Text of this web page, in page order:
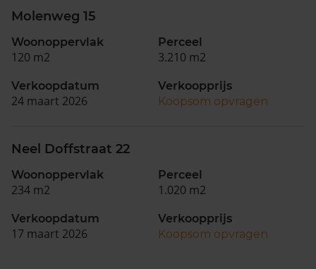
Molenweg 15
Woonoppervlak
120 m2
Perceel
3.210 m2
Verkoopdatum
24 maart 2026
Verkoopprijs
Koopsom opvragen
Neel Doffstraat 22
Woonoppervlak
234 m2
Perceel
1.020 m2
Verkoopdatum
17 maart 2026
Verkoopprijs
Koopsom opvragen